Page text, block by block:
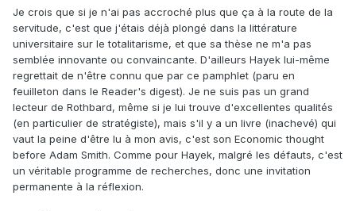
Je crois que si je n'ai pas accroché plus que ça à la route de la
servitude, c'est que j'étais déjà plongé dans la littérature
universitaire sur le totalitarisme, et que sa thèse ne m'a pas
semblée innovante ou convaincante. D'ailleurs Hayek lui-même
regrettait de n'être connu que par ce pamphlet (paru en
feuilleton dans le Reader's digest). Je ne suis pas un grand
lecteur de Rothbard, même si je lui trouve d'excellentes qualités
(en particulier de stratégiste), mais s'il y a un livre (inachevé) qui
vaut la peine d'être lu à mon avis, c'est son Economic thought
before Adam Smith. Comme pour Hayek, malgré les défauts, c'est
un véritable programme de recherches, donc une invitation
permanente à la réflexion.